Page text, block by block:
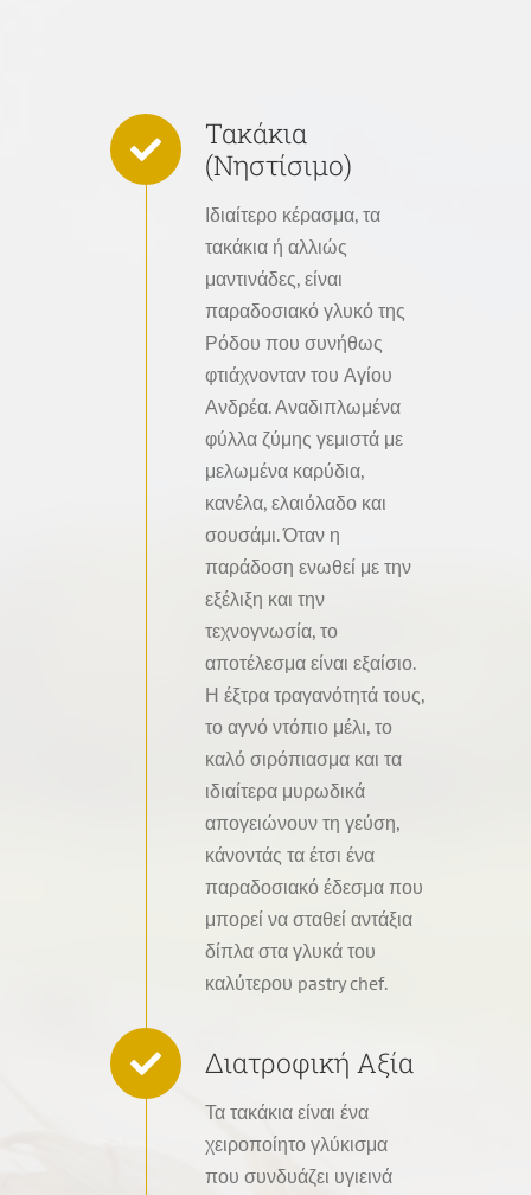
Τακάκια
(Νηστίσιμο)
Ιδιαίτερο κέρασμα, τα
τακάκια ή αλλιώς
μαντινάδες, είναι
παραδοσιακό γλυκό της
Ρόδου που συνήθως
φτιάχνονταν του Αγίου
Ανδρέα. Αναδιπλωμένα
φύλλα ζύμης γεμιστά με
μελωμένα καρύδια,
κανέλα, ελαιόλαδο και
σουσάμι. Όταν η
παράδοση ενωθεί με την
εξέλιξη και την
τεχνογνωσία, το
αποτέλεσμα είναι εξαίσιο.
Η έξτρα τραγανότητά τους,
το αγνό ντόπιο μέλι, το
καλό σιρόπιασμα και τα
ιδιαίτερα μυρωδικά
απογειώνουν τη γεύση,
κάνοντάς τα έτσι ένα
παραδοσιακό έδεσμα που
μπορεί να σταθεί αντάξια
δίπλα στα γλυκά του
καλύτερου pastry chef.
Διατροφική Αξία
Τα τακάκια είναι ένα
χειροποίητο γλύκισμα
που συνδυάζει υγιεινά